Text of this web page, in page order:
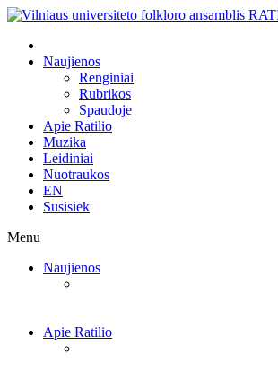
Naujienos
Renginiai
Rubrikos
Spaudoje
Apie Ratilio
Muzika
Leidiniai
Nuotraukos
EN
Susisiek
Menu
Naujienos
Apie Ratilio